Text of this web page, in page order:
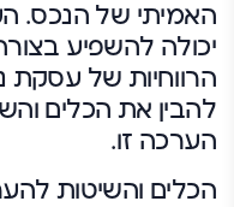
האמיתי של הנכס.
יכולה להשפיע
הרווחיות של עסקת
להבין את הכלים
הערכה זו.
הכלים והשיטות